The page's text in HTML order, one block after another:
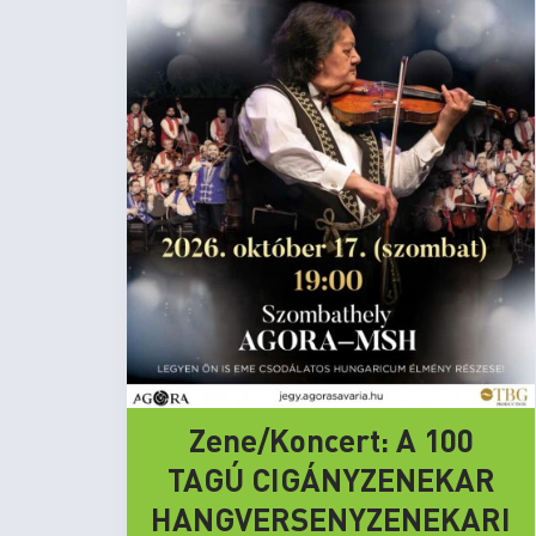
Zene/Koncert: A 100
TAGÚ CIGÁNYZENEKAR
HANGVERSENYZENEKARI